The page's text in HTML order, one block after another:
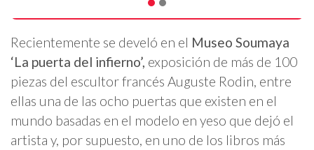
Recientemente se develó en el Museo Soumaya
‘La puerta del infierno’, exposición de más de 100
piezas del escultor francés Auguste Rodin, entre
ellas una de las ocho puertas que existen en el
mundo basadas en el modelo en yeso que dejó el
artista y, por supuesto, en uno de los libros más